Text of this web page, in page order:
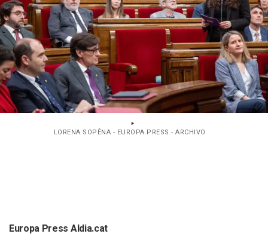
LORENA SOPÊNA - EUROPA PRESS - ARCHIVO
Europa Press Aldia.cat